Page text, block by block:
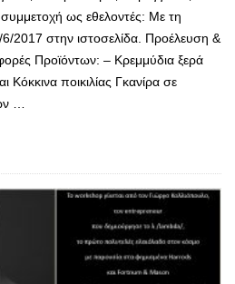
συμμετοχή ως εθελοντές: Με τη
2017 στην ιστοσελίδα. Προέλευση &
Προϊόντων: – Κρεμμύδια ξερά
Κόκκινα ποικιλίας Γκανίρα σε
…